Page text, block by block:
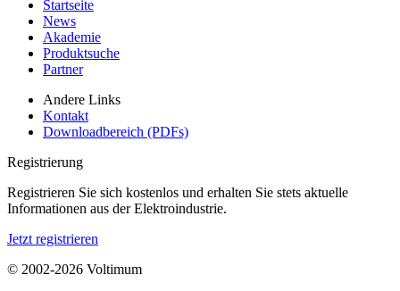
Startseite
News
Akademie
Produktsuche
Partner
Andere Links
Kontakt
Downloadbereich (PDFs)
Registrierung
Registrieren Sie sich kostenlos und erhalten Sie stets aktuelle
Informationen aus der Elektroindustrie.
Jetzt registrieren
© 2002-2026 Voltimum